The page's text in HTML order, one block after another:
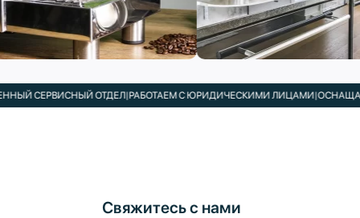
СЕРВИСНЫЙ ОТДЕЛ|РАБОТАЕМ С ЮРИДИЧЕСКИМИ ЛИЦАМИ|ОСНАЩАЕМ
Свяжитесь с нами